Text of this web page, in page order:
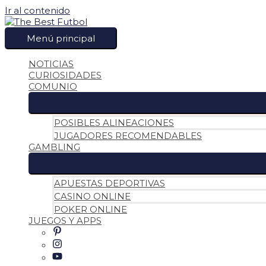
Ir al contenido
Menú principal
NOTICIAS
CURIOSIDADES
COMUNIO
POSIBLES ALINEACIONES
JUGADORES RECOMENDABLES
GAMBLING
APUESTAS DEPORTIVAS
CASINO ONLINE
POKER ONLINE
JUEGOS Y APPS